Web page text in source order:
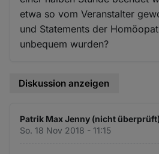
etwa so vom Veranstalter
und Statements der
unbequem wurden?
Diskussion anzeigen
Patrik Max Jenny (nicht überprüft)
So. 18 Nov 2018 - 11:15